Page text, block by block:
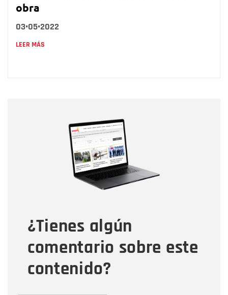
obra
03•05•2022
LEER MÁS
¿Tienes algún
comentario sobre este
contenido?
Correo electrónico
Tipo de comentario
Mensaje